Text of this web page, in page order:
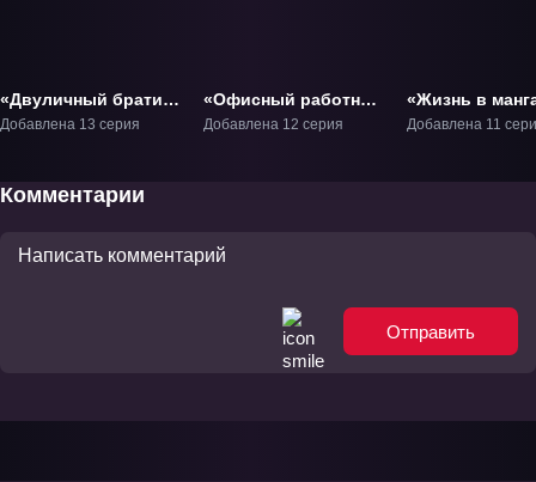
«Двуличный братик
Урамичи» ТВ-1
Добавлена 13 серия
«Офисный работник
из Африки» ТВ-1
Добавлена 12 серия
«Жизнь в
кафе» ТВ-1
Добавлена 11
Комментарии
Отправить